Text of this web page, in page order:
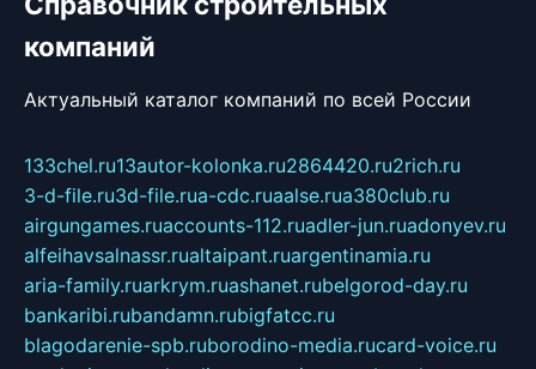
компаний
Актуальный каталог компаний по всей России
133chel.ru13autor-kolonka.ru2864420.ru2rich.ru
3-d-file.ru3d-file.rua-cdc.ruaalse.rua380club.ru
airgungames.ruaccounts-112.ruadler-jun.ruadonyev.ru
alfeihavsalnassr.rualtaipant.ruargentinamia.ru
aria-family.ruarkrym.ruashanet.rubelgorod-day.ru
bankaribi.rubandamn.rubigfatcc.ru
blagodarenie-spb.ruborodino-media.rucard-voice.ru